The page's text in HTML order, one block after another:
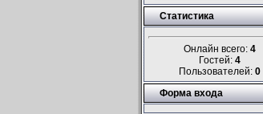
Статистика
Онлайн всего: 4
Гостей: 4
Пользователей: 0
Форма входа